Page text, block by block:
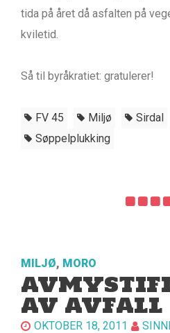
tida på året då asfalten på
kviletid.
Så til byråkratiet: gratulerer!
FV 45 Miljø Sirdal
Søppelplukking
MILJØ, MORO
AV AVFALL
OKTOBER 18, 2011